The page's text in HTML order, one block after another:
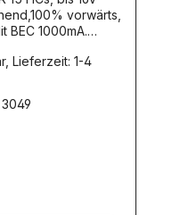
der Regler die
Nullstellung
Lieferzeit: 1-4
3049